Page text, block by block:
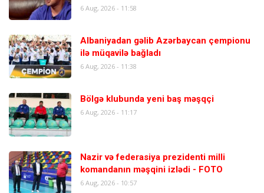
6 Aug, 2026 - 11:58
Albaniyadan gəlib Azərbaycan çempionu
ilə müqavilə bağladı
6 Aug, 2026 - 11:38
Bölgə klubunda yeni baş məşqçi
6 Aug, 2026 - 11:17
Nazir və federasiya prezidenti milli
komandanın məşqini izlədi - FOTO
6 Aug, 2026 - 10:57